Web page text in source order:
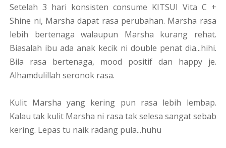
Setelah 3 hari konsisten consume KITSUI Vita C +
Shine ni, Marsha dapat rasa perubahan. Marsha rasa
lebih bertenaga walaupun Marsha kurang rehat.
Biasalah ibu ada anak kecik ni double penat dia...hihi.
Bila rasa bertenaga, mood positif dan happy je.
Alhamdulillah seronok rasa.
Kulit Marsha yang kering pun rasa lebih lembap.
Kalau tak kulit Marsha ni rasa tak selesa sangat sebab
kering. Lepas tu naik radang pula...huhu